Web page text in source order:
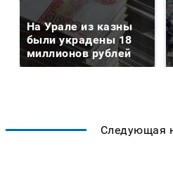
На Урале из казны
были украдены 18
миллионов рублей
Следующая